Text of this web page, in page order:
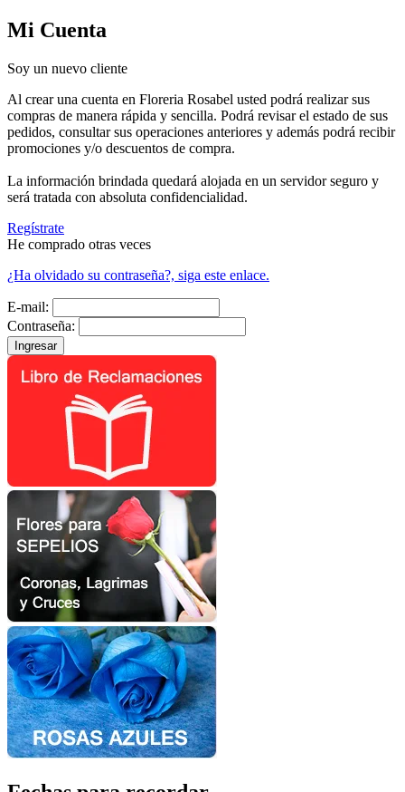
Mi Cuenta
Soy un nuevo cliente
Al crear una cuenta en Floreria Rosabel usted podrá realizar sus
compras de manera rápida y sencilla. Podrá revisar el estado de sus
pedidos, consultar sus operaciones anteriores y además podrá recibir
promociones y/o descuentos de compra.
La información brindada quedará alojada en un servidor seguro y
será tratada con absoluta confidencialidad.
Regístrate
He comprado otras veces
¿Ha olvidado su contraseña?, siga este enlace.
E-mail:
Contraseña: